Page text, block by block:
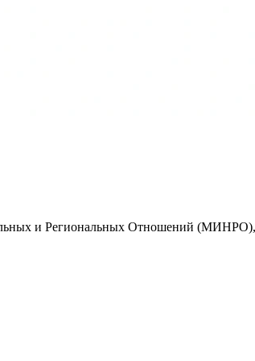
и Региональных Отношений